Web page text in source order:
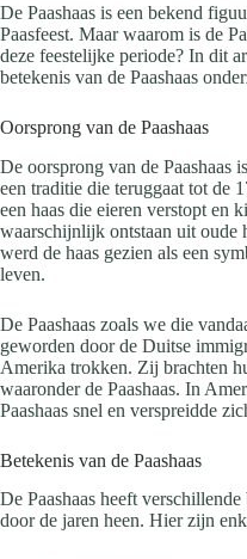
De Paashaas is een bekend
Paasfeest. Maar waarom is de
deze feestelijke periode? In dit
betekenis van de Paashaas
Oorsprong van de Paashaas
De oorsprong van de Paashaas
een traditie die teruggaat tot de
een haas die eieren verstopt en
waarschijnlijk ontstaan uit oude
werd de haas gezien als een
leven.
De Paashaas zoals we die
geworden door de Duitse
Amerika trokken. Zij brachten
waaronder de Paashaas. In
Paashaas snel en verspreidde
Betekenis van de Paashaas
De Paashaas heeft
door de jaren heen. Hier zijn